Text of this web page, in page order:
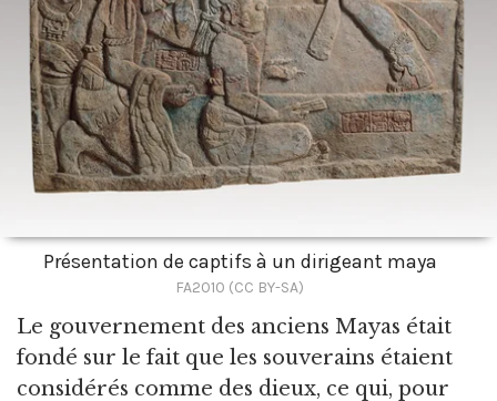
Présentation de captifs à un dirigeant maya
FA2010 (CC BY-SA)
Le gouvernement des anciens Mayas était
fondé sur le fait que les souverains étaient
considérés comme des dieux, ce qui, pour